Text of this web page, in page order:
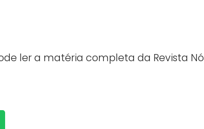
ler a matéria completa da Revista